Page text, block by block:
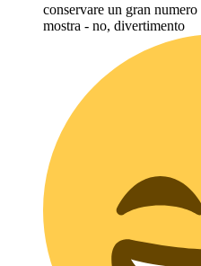
conservare un gran
mostra - no, divertimento